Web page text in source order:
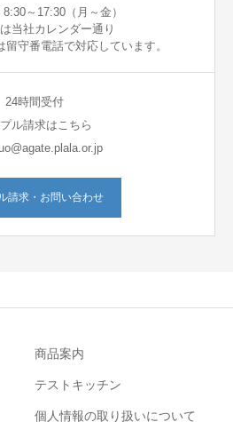
～17:30（月～金）
当社カレンダー通り
留守番電話で対応しています。
24時間受付
ル請求はこちら
請求・お問い合わせ
商品案内
テストキッチン
個人情報の取り扱いについて